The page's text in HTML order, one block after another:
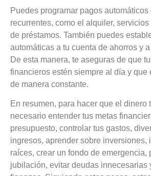
Puedes programar pagos automáticos
recurrentes, como el alquiler,
de préstamos. También puedes
automáticas a tu cuenta de ahorros y
De esta manera, te aseguras de que
financieros estén siempre al día y que
de manera constante.
En resumen, para hacer que el dinero
necesario entender tus metas
presupuesto, controlar tus gastos,
ingresos, aprender sobre inversiones,
raíces, crear un fondo de emergencia,
jubilación, evitar deudas innecesarias